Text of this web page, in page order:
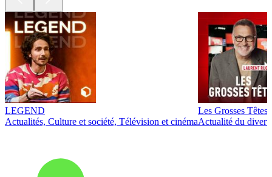
LEGEND
Actualités, Culture et société, Télévision et cinéma
Les Grosses Têtes
Actualité du